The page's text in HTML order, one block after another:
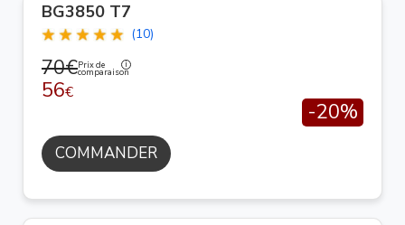
BG3850 T7
(10)
70€Prix de
comparaison
56€
-20%
COMMANDER